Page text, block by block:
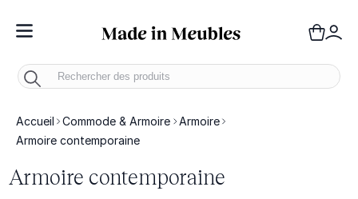
Toggle Nav
Accueil Commode & Armoire
Armoire
Armoire contemporaine
Armoire contemporaine